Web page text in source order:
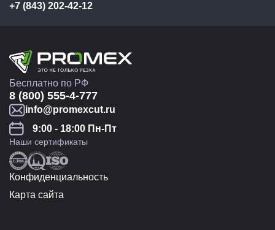
+7 (843) 202-42-12
Бесплатно по РФ
8 (800) 555-4-777
info@promexcut.ru
9:00 - 18:00 Пн-Пт
Наши сертификаты
Конфиденциальность
Карта сайта